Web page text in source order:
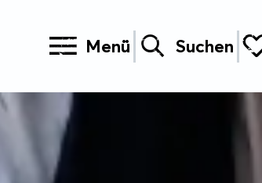
Menü Suchen